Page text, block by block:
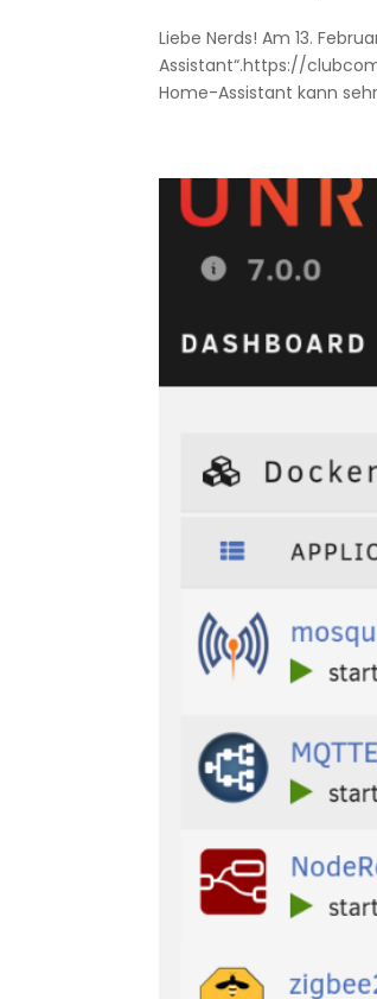
Liebe Nerds! Am 13.
Assistant“.https://
Home-Assistant kann